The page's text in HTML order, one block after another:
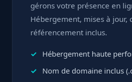
gérons votre présence en
Hébergement, mises à jour,
référencement inclus.
Hébergement haute
Nom de domaine inclus